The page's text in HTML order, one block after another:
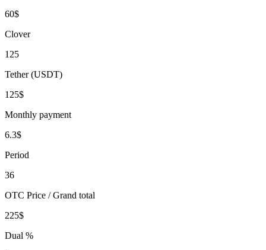
60$
Clover
125
Tether (USDT)
125$
Monthly payment
6.3$
Period
36
OTC Price / Grand total
225$
Dual %